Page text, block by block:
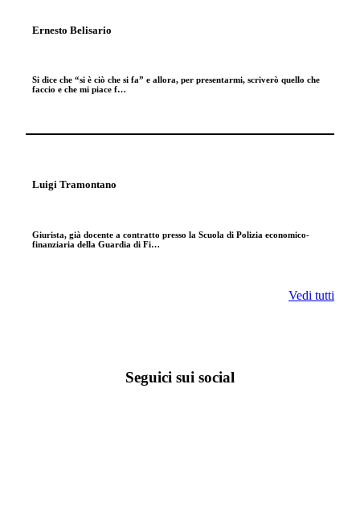
Ernesto Belisario
Si dice che “si è ciò che si fa” e allora, per presentarmi, scriverò quello che
faccio e che mi piace f…
Luigi Tramontano
Giurista, già docente a contratto presso la Scuola di Polizia economico-
finanziaria della Guardia di Fi…
Vedi tutti
Seguici sui social